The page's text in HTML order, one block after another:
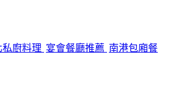
私廚料理 宴會餐廳推薦 南港包廂餐